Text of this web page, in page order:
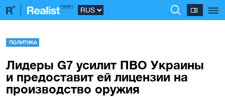
ПОЛИТИКА
Лидеры G7 усилит ПВО Украины
и предоставит ей лицензии на
производство оружия